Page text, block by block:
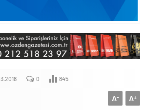
0 845
A+
A-